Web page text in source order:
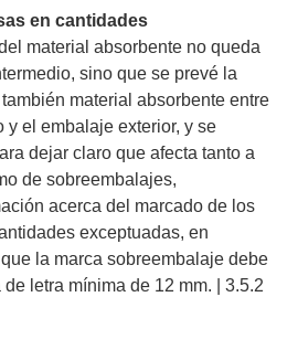
en cantidades
material absorbente no queda
sino que se prevé la
material absorbente entre
y el embalaje exterior, y se
dejar claro que afecta tanto a
de sobreembalajes,
acerca del marcado de los
exceptuadas, en
la marca sobreembalaje debe
letra mínima de 12 mm. | 3.5.2